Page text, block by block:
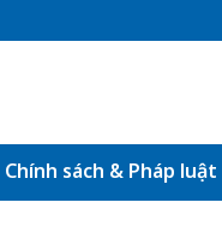
Chính sách & Pháp luật